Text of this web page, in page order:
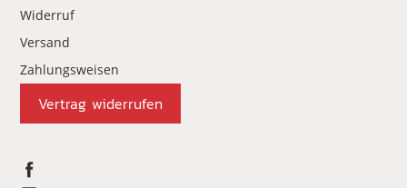
Widerruf
Versand
Zahlungsweisen
Vertrag widerrufen